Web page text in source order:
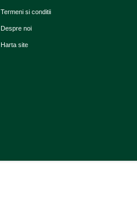
Termeni si conditii
Despre noi
Harta site